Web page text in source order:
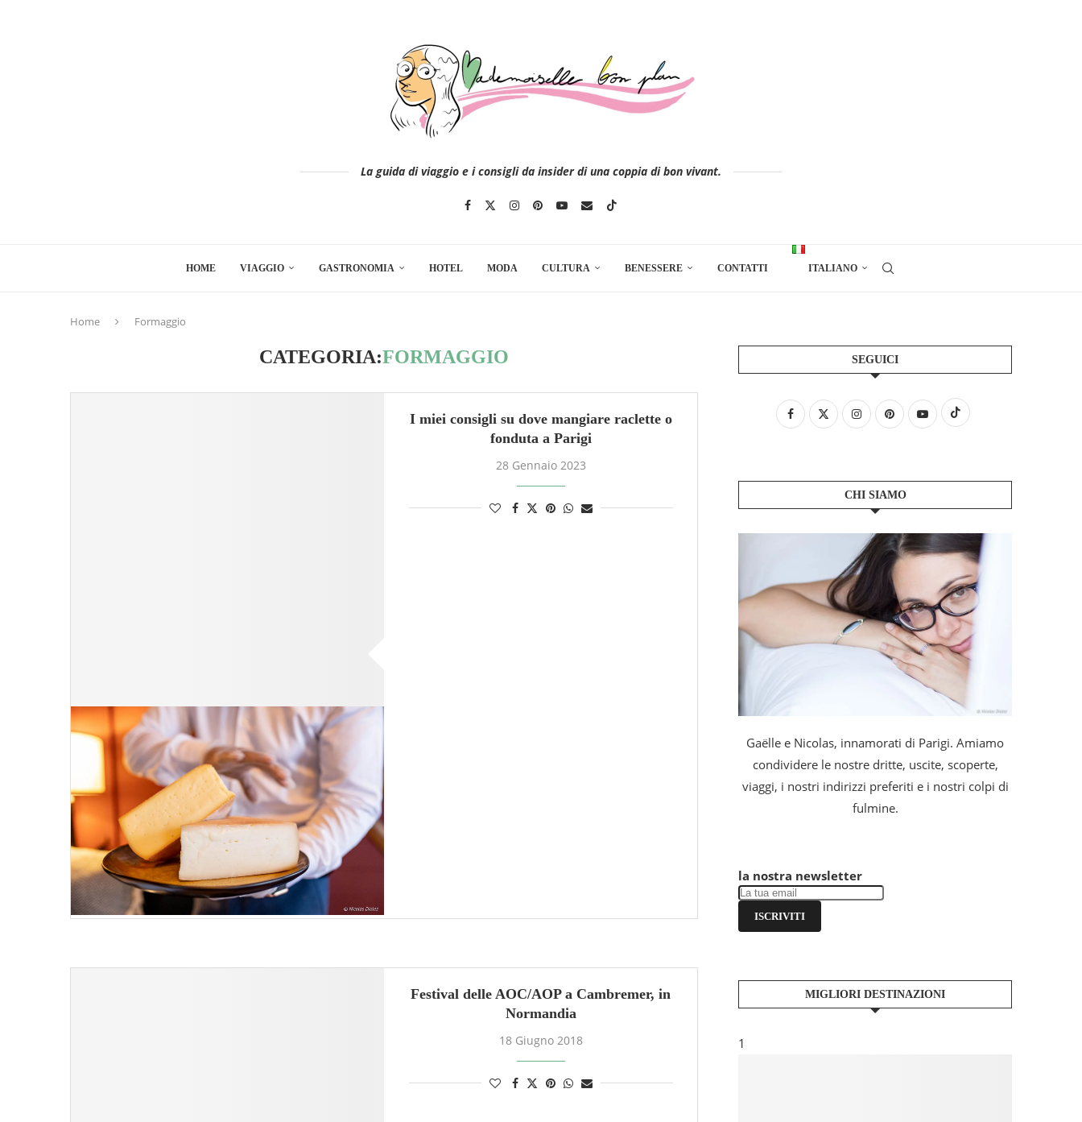
La guida di viaggio e i consigli da insider di una coppia di bon vivant.
HOME VIAGGIO GASTRONOMIA HOTEL MODA CULTURA BENESSERE CONTATTI ITALIANO
Home Formaggio
CATEGORIA:FORMAGGIO
I miei consigli su dove mangiare raclette o
fonduta a Parigi
28 Gennaio 2023
Festival delle AOC/AOP a Cambremer, in
Normandia
18 Giugno 2018
SEGUICI
CHI SIAMO
Gaëlle e Nicolas, innamorati di Parigi. Amiamo
condividere le nostre dritte, uscite, scoperte,
viaggi, i nostri indirizzi preferiti e i nostri colpi di
fulmine.
la nostra newsletter
ISCRIVITI
MIGLIORI DESTINAZIONI
1